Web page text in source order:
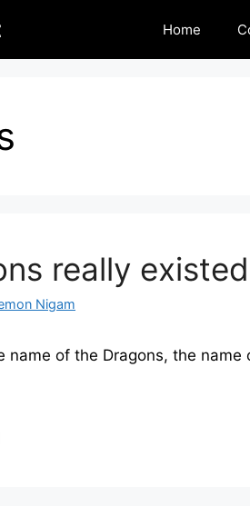
Home
really
Nigam
name of the Dragons, the